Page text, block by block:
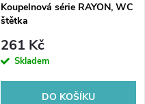
Koupelnová série RAYON, WC
štětka
261 Kč
Skladem
DO KOŠÍKU